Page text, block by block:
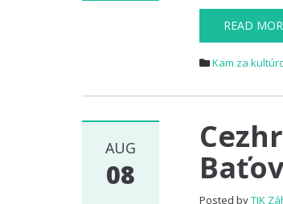
READ
Kam za
AUG
08
Posted byTIK